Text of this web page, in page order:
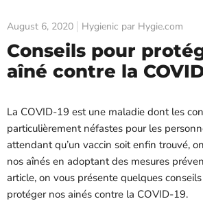
August 6, 2020 Hygienic par Hygie.com
Conseils pour
aîné contre la
La COVID-19 est une maladie dont les
particulièrement néfastes pour les
attendant qu’un vaccin soit enfin trouvé,
nos aînés en adoptant des mesures
article, on vous présente quelques
protéger nos ainés contre la COVID-19.